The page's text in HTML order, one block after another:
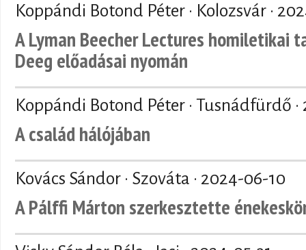
Koppándi Botond Péter · Kolozsvár ·
A Lyman Beecher Lectures homiletikai
Deeg előadásai nyomán
Koppándi Botond Péter · Tusnádfürdő ·
A család hálójában
Kovács Sándor · Szováta · 2024-06-10
A Pálffi Márton szerkesztette